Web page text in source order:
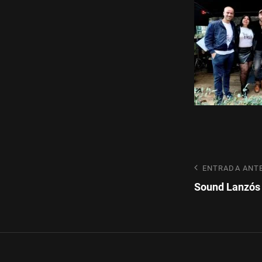
de
Entrada
anterior
ENTRADA
Sound Lanzós